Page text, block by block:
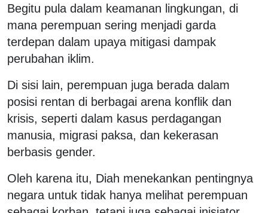
Begitu pula dalam keamanan lingkungan, di
mana perempuan sering menjadi garda
terdepan dalam upaya mitigasi dampak
perubahan iklim.
Di sisi lain, perempuan juga berada dalam
posisi rentan di berbagai arena konflik dan
krisis, seperti dalam kasus perdagangan
manusia, migrasi paksa, dan kekerasan
berbasis gender.
Oleh karena itu, Diah menekankan pentingnya
negara untuk tidak hanya melihat perempuan